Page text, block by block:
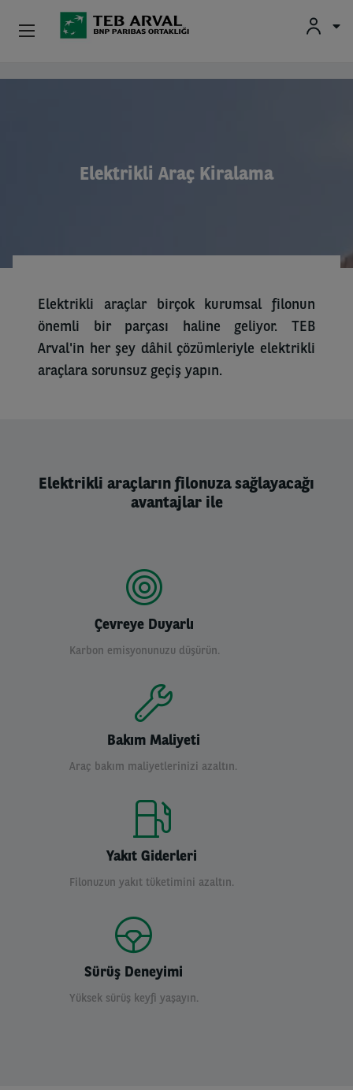
Elektrikli Araç Kiralama
Elektrikli araçlar birçok kurumsal filonun
önemli bir parçası haline geliyor. TEB
Arval'in her şey dâhil çözümleriyle elektrikli
araçlara sorunsuz geçiş yapın.
Elektrikli araçların filonuza sağlayacağı
avantajlar ile
Çevreye Duyarlı
Karbon emisyonunuzu düşürün.
Bakım Maliyeti
Araç bakım maliyetlerinizi azaltın.
Yakıt Giderleri
Filonuzun yakıt tüketimini azaltın.
Sürüş Deneyimi
Yüksek sürüş keyfi yaşayın.
Kurumsal